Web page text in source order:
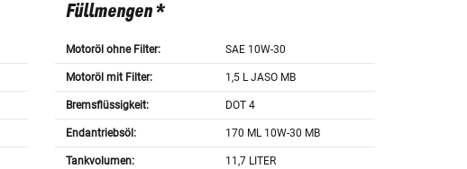
Füllmengen *
Motoröl ohne Filter: SAE 10W-30
Motoröl mit Filter: 1,5 L JASO MB
Bremsflüssigkeit: DOT 4
Endantriebsöl: 170 ML 10W-30 MB
Tankvolumen: 11,7 LITER